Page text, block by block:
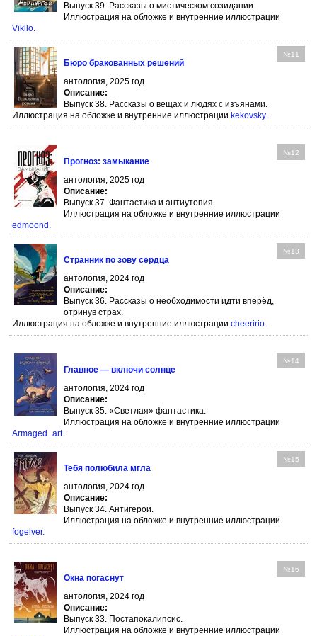
Выпуск 39. Рассказы о мистическом созидании.
Иллюстрация на обложке и внутренние иллюстрации
Vikllo.
№11
Бюро бракованных решений
антология, 2025 год
Описание:
Выпуск 38. Рассказы о вещах и людях с изъянами.
Иллюстрация на обложке и внутренние иллюстрации kekovsky.
№12
Прогноз: замыкание
антология, 2025 год
Описание:
Выпуск 37. Фантастика и антиутопия.
Иллюстрация на обложке и внутренние иллюстрации
edmoond .
№13
Странник по зову сердца
антология, 2024 год
Описание:
Выпуск 36. Рассказы о необходимости идти вперёд,
отринув страх.
Иллюстрация на обложке и внутренние иллюстрации cheeririo.
№14
Главное — включи солнце
антология, 2024 год
Описание:
Выпуск 35. «Cветлая» фантастика.
Иллюстрация на обложке и внутренние иллюстрации
Armaged_art.
№15
Тебя полюбила мгла
антология, 2024 год
Описание:
Выпуск 34. Антигерои.
Иллюстрация на обложке и внутренние иллюстрации
fogelver.
№16
Окна погаснут
антология, 2024 год
Описание:
Выпуск 33. Постапокалипсис.
Иллюстрация на обложке и внутренние иллюстрации